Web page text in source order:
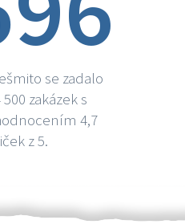
se zadalo
zakázek s
4,7
z 5.